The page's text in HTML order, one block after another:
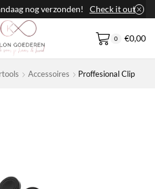
nog verzonden! Check it out
0 €0,00
Accessoires Proffesional Clip